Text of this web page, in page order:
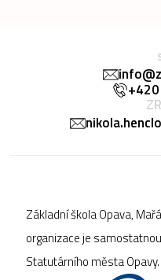
Základní škola Opava,
organizace je
Statutárního města Opavy.